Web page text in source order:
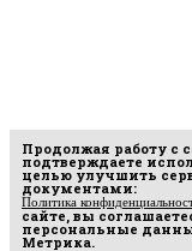
Продолжая работу с
подтверждаете
целью улучшить
документами:
Политика
сайте, вы
персональные
Метрика.